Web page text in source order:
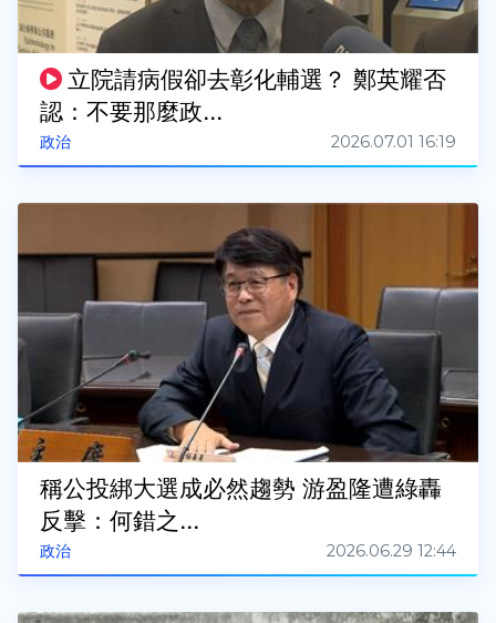
政治
立院請病假卻去彰化輔選？ 鄭英耀否
認：不要那麼政...
2026.07.01 16:19
政治
稱公投綁大選成必然趨勢 游盈隆遭綠轟
反擊：何錯之...
2026.06.29 12:44